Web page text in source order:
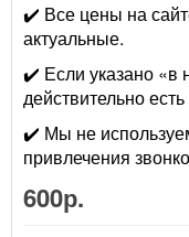
✔️ Все цены на
актуальные.
✔️ Если указано «в
действительно
✔️ Мы не
привлечения
600р.